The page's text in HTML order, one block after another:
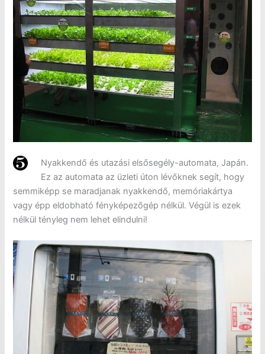
Nyakkendő és utazási elsősegély-automata, Japán.
Ez az automata az üzleti úton lévőknek segít, hogy
semmiképp se maradjanak nyakkendő, memóriakártya
vagy épp eldobható fényképezőgép nélkül. Végül is ezek
nélkül tényleg nem lehet elindulni!